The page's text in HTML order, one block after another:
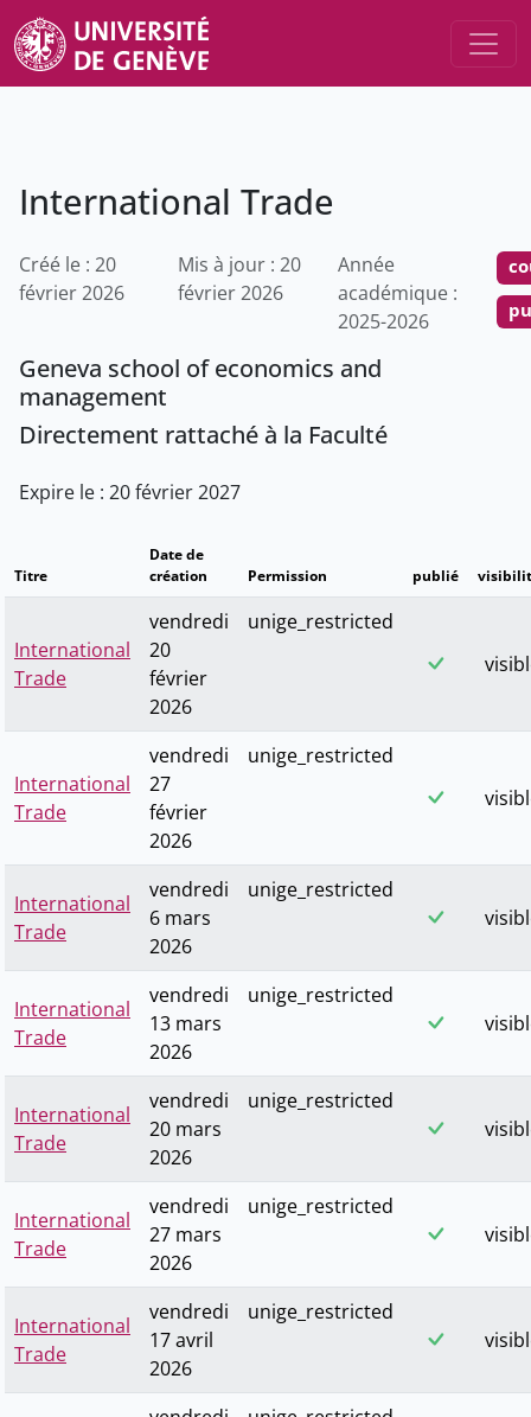
International Trade
Créé le : 20
février 2026
Mis à jour : 20
février 2026
Année
académique :
2025-2026
Geneva school of economics and
management
Directement rattaché à la Faculté
Expire le : 20 février 2027
Titre
Date de
création
Permission publié
International
Trade
vendredi
20
février
2026
unige_restricted
International
Trade
vendredi
27
février
2026
unige_restricted
International
Trade
vendredi
6 mars
2026
unige_restricted
International
Trade
vendredi
13 mars
2026
unige_restricted
International
Trade
vendredi
20 mars
2026
unige_restricted
International
Trade
vendredi
27 mars
2026
unige_restricted
International
Trade
vendredi
17 avril
2026
unige_restricted